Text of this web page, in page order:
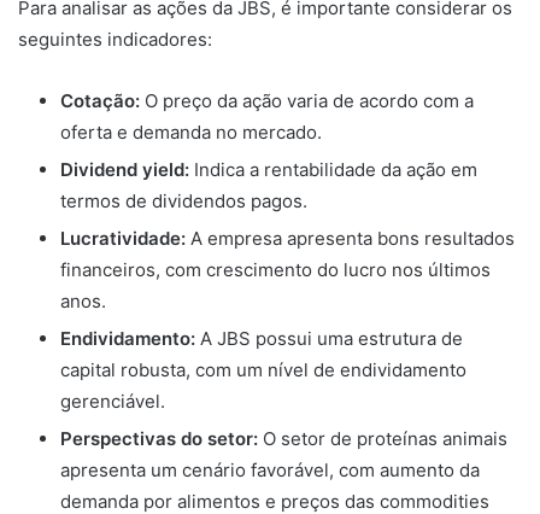
Para analisar as ações da JBS, é importante considerar os
seguintes indicadores:
Cotação: O preço da ação varia de acordo com a
oferta e demanda no mercado.
Dividend yield: Indica a rentabilidade da ação em
termos de dividendos pagos.
Lucratividade: A empresa apresenta bons resultados
financeiros, com crescimento do lucro nos últimos
anos.
Endividamento: A JBS possui uma estrutura de
capital robusta, com um nível de endividamento
gerenciável.
Perspectivas do setor: O setor de proteínas animais
apresenta um cenário favorável, com aumento da
demanda por alimentos e preços das commodities